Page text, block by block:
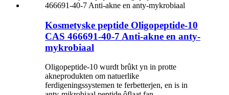
Kosmetyske peptide Oligopeptide-10
CAS 466691-40-7 Anti-akne en anty-
mykrobiaal
Oligopeptide-10 wurdt brûkt yn in protte
akneprodukten om natuerlike
ferdigeningssystemen te ferbetterjen, en is in